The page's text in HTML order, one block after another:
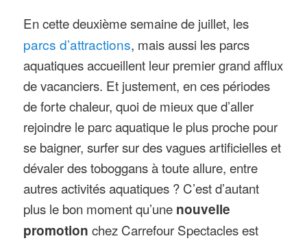
En cette deuxième semaine de juillet, les
parcs d’attractions, mais aussi les parcs
aquatiques accueillent leur premier grand afflux
de vacanciers. Et justement, en ces périodes
de forte chaleur, quoi de mieux que d’aller
rejoindre le parc aquatique le plus proche pour
se baigner, surfer sur des vagues artificielles et
dévaler des toboggans à toute allure, entre
autres activités aquatiques ? C’est d’autant
plus le bon moment qu’une nouvelle
promotion chez Carrefour Spectacles est